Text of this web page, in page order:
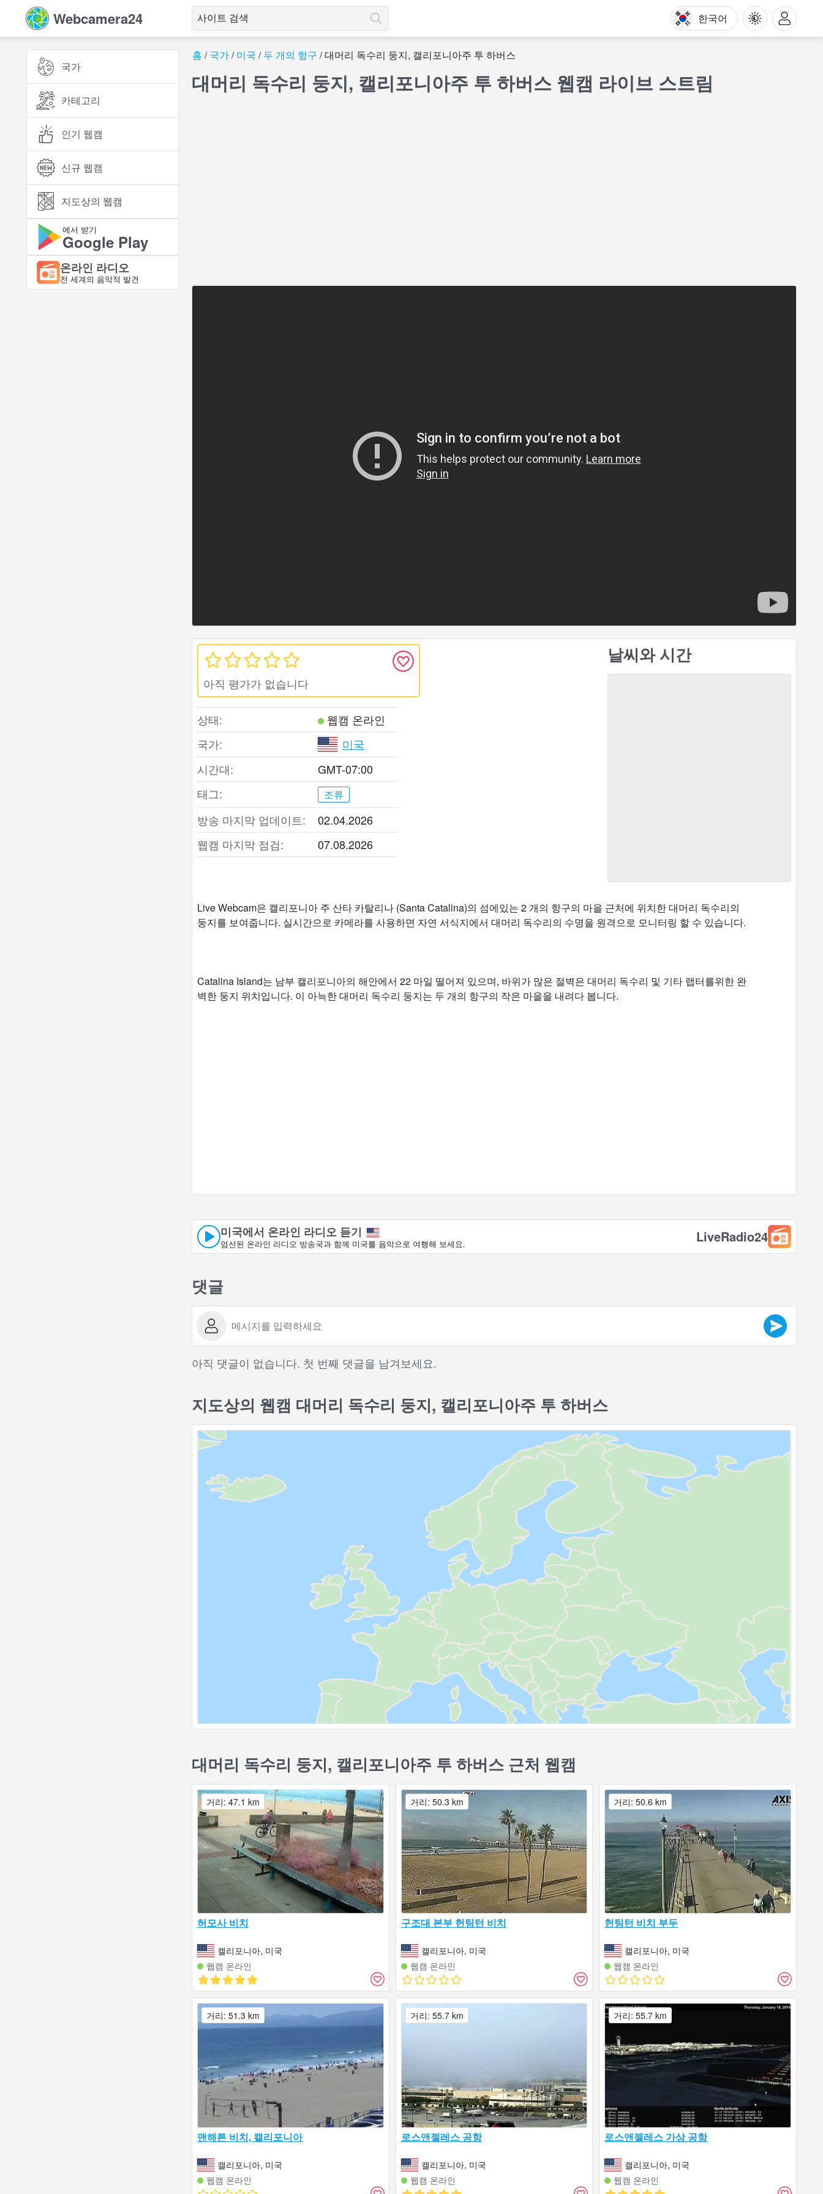
Webcamera24 한국어
국가
카테고리
인기 웹캠
신규 웹캠
지도상의 웹캠
에서 받기
Google Play
온라인 라디오
전 세계의 음악적 발견
홈 국가 미국 두 개의 항구 대머리 독수리 둥지, 캘리포니아주 투 하버스
대머리 독수리 둥지, 캘리포니아주 투 하버스 웹캠 라이브 스트림
아직 평가가 없습니다
상태:
웹캠 온라인
국가:
미국
시간대:
GMT-07:00
태그:
조류
방송 마지막 업데이트:
02.04.2026
웹캠 마지막 점검:
07.08.2026
날씨와 시간
Live Webcam은 캘리포니아 주 산타 카탈리나 (Santa Catalina)의 섬에있는 2 개의 항구의 마을 근처에 위치한 대머리 독수리의
둥지를 보여줍니다. 실시간으로 카메라를 사용하면 자연 서식지에서 대머리 독수리의 수명을 원격으로 모니터링 할 수 있습니다.
Catalina Island는 남부 캘리포니아의 해안에서 22 마일 떨어져 있으며, 바위가 많은 절벽은 대머리 독수리 및 기타 랩터를위한 완
벽한 둥지 위치입니다. 이 아늑한 대머리 독수리 둥지는 두 개의 항구의 작은 마을을 내려다 봅니다.
미국에서 온라인 라디오 듣기
엄선된 온라인 라디오 방송국과 함께 미국를 음악으로 여행해 보세요. LiveRadio24
댓글
아직 댓글이 없습니다. 첫 번째 댓글을 남겨보세요.
지도상의 웹캠 대머리 독수리 둥지, 캘리포니아주 투 하버스
대머리 독수리 둥지, 캘리포니아주 투 하버스 근처 웹캠
허모사 비치
캘리포니아, 미국
웹캠 온라인
거리: 47.1 km
구조대 본부 헌팅턴 비치
캘리포니아, 미국
웹캠 온라인
거리: 50.3 km
헌팅턴 비치 부두
캘리포니아, 미국
웹캠 온라인
거리: 50.6 km
맨해튼 비치, 캘리포니아
캘리포니아, 미국
웹캠 온라인
거리: 51.3 km
로스앤젤레스 공항
캘리포니아, 미국
웹캠 온라인
거리: 55.7 km
로스앤젤레스 가상 공항
캘리포니아, 미국
웹캠 온라인
거리: 55.7 km